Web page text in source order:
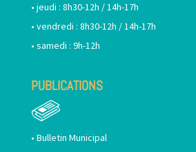
• jeudi : 8h30-12h / 14h-17h
• vendredi : 8h30-12h / 14h-17h
• samedi : 9h-12h
PUBLICATIONS
• Bulletin Municipal